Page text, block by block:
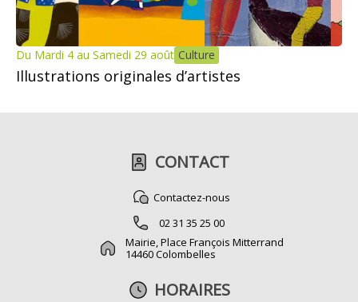
Du Mardi 4 au Samedi 29 août Culture
Illustrations originales d’artistes
CONTACT
Contactez-nous
02 31 35 25 00
Mairie, Place François Mitterrand
14460 Colombelles
HORAIRES